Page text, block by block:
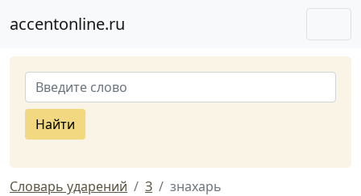
accentonline.ru
Найти
Словарь ударений З знахарь